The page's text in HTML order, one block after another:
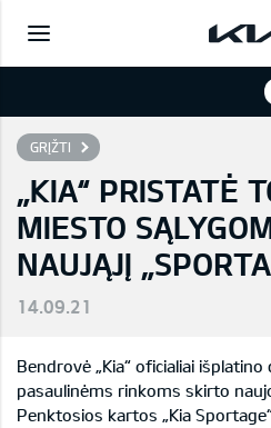
GRĮŽTI
„KIA“ PRISTATĖ
MIESTO
NAUJĄJĮ
14.09.21
Bendrovė „Kia“ oficialiai
pasaulinėms rinkoms skirto
Penktosios kartos „Kia